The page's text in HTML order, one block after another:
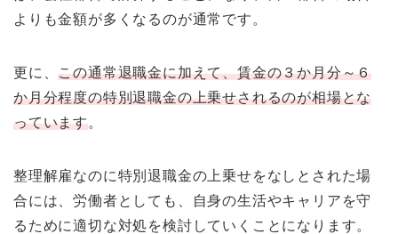
よりも金額が多くなるのが通常です。
更に、この通常退職金に加えて、賃金の３か月分～６
か月分程度の特別退職金の上乗せされるのが相場とな
っています。
整理解雇なのに特別退職金の上乗せをなしとされた場
合には、労働者としても、自身の生活やキャリアを守
るために適切な対処を検討していくことになります。